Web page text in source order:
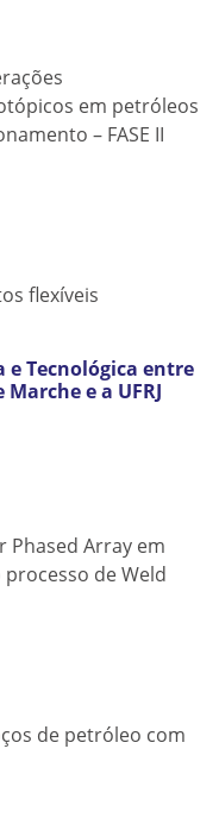
em petróleos
– FASE II
flexíveis
e Tecnológica entre
e a UFRJ
Phased Array em
de Weld
de petróleo com